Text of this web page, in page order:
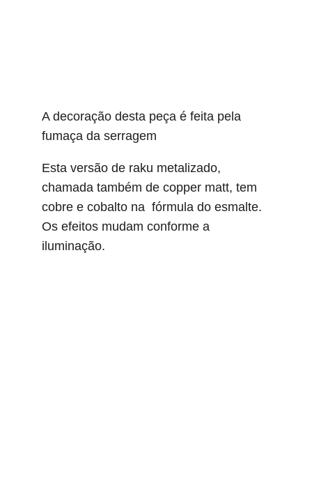
A decoração desta peça é feita pela
fumaça da serragem
Esta versão de raku metalizado,
chamada também de copper matt, tem
cobre e cobalto na  fórmula do esmalte.
Os efeitos mudam conforme a
iluminação.